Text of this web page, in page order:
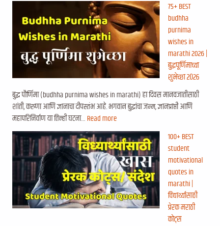
75+ BEST
budhha
purnima
wishes in
marathi 2026 |
बुद्धपूर्णिमाच्या
शुभेच्छा २०२६
बुद्ध पौर्णिमा (budhha purnima wishes in marathi) हा दिवस मानवजातीसाठी
शांती, करुणा आणि ज्ञानाचा दीपस्तंभ आहे. भगवान बुद्धांचा जन्म, ज्ञानप्राप्ती आणि
महापरिनिर्वाण या तिन्ही घटना… Read more
100+ BEST
student
motivational
quotes in
marathi |
विद्यार्थ्यासाठी
प्रेरक मराठी
कोट्स